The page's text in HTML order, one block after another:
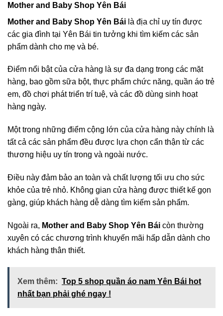
Mother and Baby Shop Yên Bái
Mother and Baby Shop Yên Bái là địa chỉ uy tín được
các gia đình tại Yên Bái tin tưởng khi tìm kiếm các sản
phẩm dành cho mẹ và bé.
Điểm nổi bật của cửa hàng là sự đa dạng trong các mặt
hàng, bao gồm sữa bột, thực phẩm chức năng, quần áo trẻ
em, đồ chơi phát triển trí tuệ, và các đồ dùng sinh hoạt
hàng ngày.
Một trong những điểm cộng lớn của cửa hàng này chính là
tất cả các sản phẩm đều được lựa chọn cẩn thận từ các
thương hiệu uy tín trong và ngoài nước.
Điều này đảm bảo an toàn và chất lượng tối ưu cho sức
khỏe của trẻ nhỏ. Không gian cửa hàng được thiết kế gọn
gàng, giúp khách hàng dễ dàng tìm kiếm sản phẩm.
Ngoài ra, Mother and Baby Shop Yên Bái còn thường
xuyên có các chương trình khuyến mãi hấp dẫn dành cho
khách hàng thân thiết.
Xem thêm: Top 5 shop quần áo nam Yên Bái hot
nhất bạn phải ghé ngay !